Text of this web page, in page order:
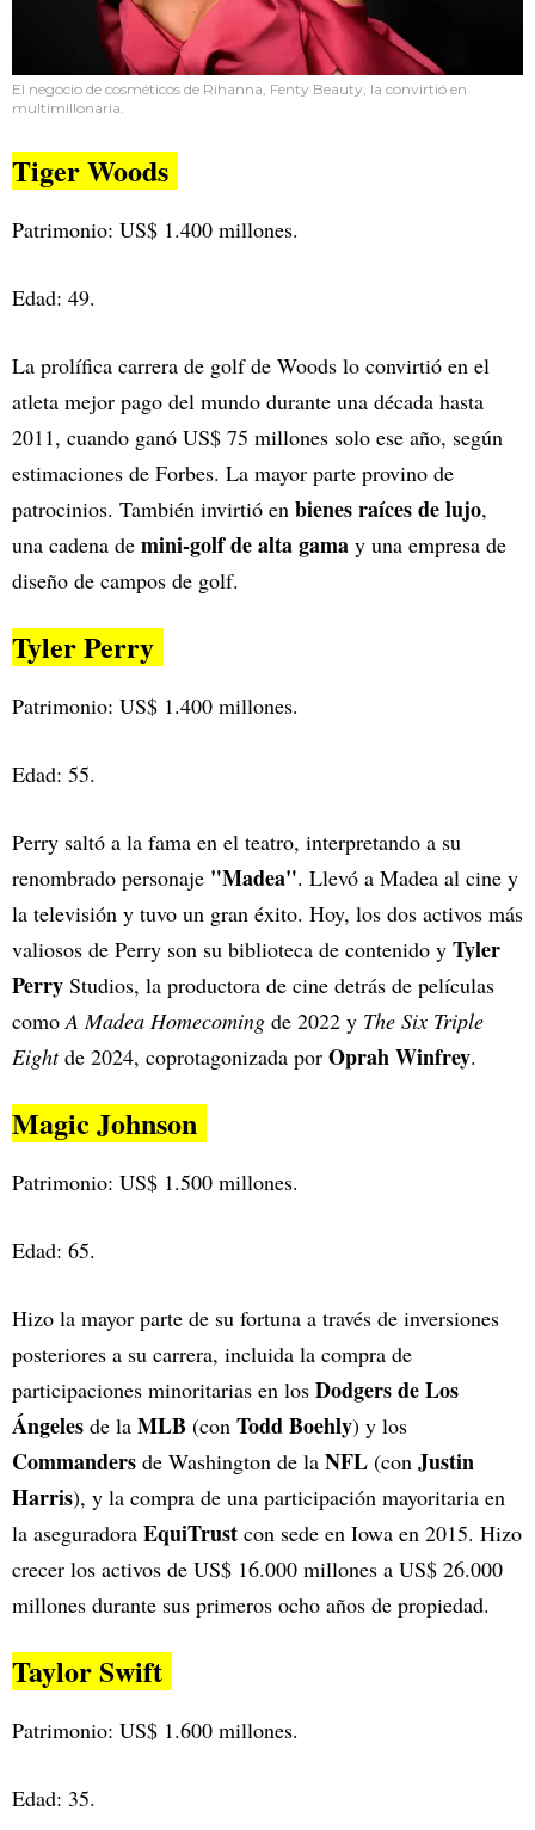
El negocio de cosméticos de Rihanna, Fenty Beauty, la convirtió en
multimillonaria.
Tiger Woods
Patrimonio: US$ 1.400 millones.
Edad: 49.
La prolífica carrera de golf de Woods lo convirtió en el
atleta mejor pago del mundo durante una década hasta
2011, cuando ganó US$ 75 millones solo ese año, según
estimaciones de Forbes. La mayor parte provino de
patrocinios. También invirtió en bienes raíces de lujo,
una cadena de mini-golf de alta gama y una empresa de
diseño de campos de golf.
Tyler Perry
Patrimonio: US$ 1.400 millones.
Edad: 55.
Perry saltó a la fama en el teatro, interpretando a su
renombrado personaje "Madea". Llevó a Madea al cine y
la televisión y tuvo un gran éxito. Hoy, los dos activos más
valiosos de Perry son su biblioteca de contenido y Tyler
Perry Studios, la productora de cine detrás de películas
comoA Madea Homecoming de 2022 y The Six Triple
Eightde 2024, coprotagonizada por Oprah Winfrey.
Magic Johnson
Patrimonio: US$ 1.500 millones.
Edad: 65.
Hizo la mayor parte de su fortuna a través de inversiones
posteriores a su carrera, incluida la compra de
participaciones minoritarias en los Dodgers de Los
Ángeles de la MLB (con Todd Boehly) y los
Commanders de Washington de la NFL (con Justin
Harris), y la compra de una participación mayoritaria en
la aseguradora EquiTrust con sede en Iowa en 2015. Hizo
crecer los activos de US$ 16.000 millones a US$ 26.000
millones durante sus primeros ocho años de propiedad.
Taylor Swift
Patrimonio: US$ 1.600 millones.
Edad: 35.